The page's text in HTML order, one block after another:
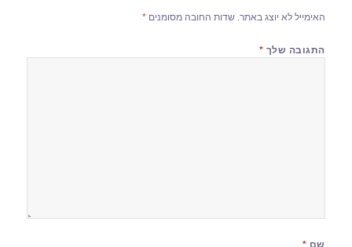
האימייל לא יוצג באתר. שדות החובה מסומנים*
התגובה שלך *
שם *